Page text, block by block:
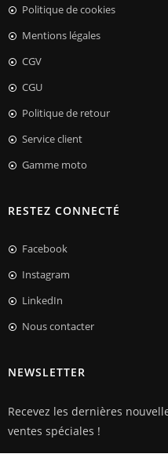
Politique de cookies
Mentions légales
CGV
CGU
Politique de retour
Service client
Gamme moto
RESTEZ CONNECTÉ
Facebook
Instagram
LinkedIn
Nous contacter
NEWSLETTER
Recevez les dernières
ventes spéciales !